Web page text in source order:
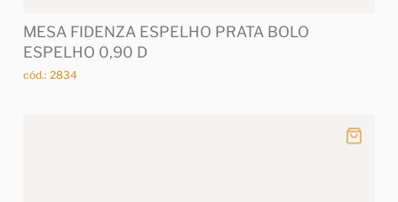
MESA FIDENZA ESPELHO PRATA BOLO
ESPELHO 0,90 D
cód.: 2834